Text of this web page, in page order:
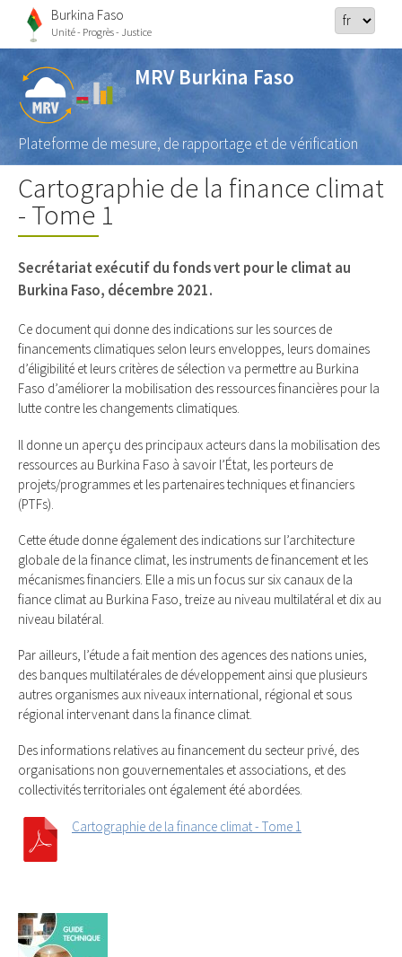
Burkina Faso
Unité - Progrès - Justice
MRV Burkina Faso
Plateforme de mesure, de rapportage et de vérification
Cartographie de la finance climat
- Tome 1
Secrétariat exécutif du fonds vert pour le climat au
Burkina Faso, décembre 2021.
Ce document qui donne des indications sur les sources de
financements climatiques selon leurs enveloppes, leurs domaines
d’éligibilité et leurs critères de sélection va permettre au Burkina
Faso d’améliorer la mobilisation des ressources financières pour la
lutte contre les changements climatiques.
Il donne un aperçu des principaux acteurs dans la mobilisation des
ressources au Burkina Faso à savoir l’État, les porteurs de
projets/programmes et les partenaires techniques et financiers
(PTFs).
Cette étude donne également des indications sur l’architecture
globale de la finance climat, les instruments de financement et les
mécanismes financiers. Elle a mis un focus sur six canaux de la
fiance climat au Burkina Faso, treize au niveau multilatéral et dix au
niveau bilatéral.
Par ailleurs, l’étude a fait mention des agences des nations unies,
des banques multilatérales de développement ainsi que plusieurs
autres organismes aux niveaux international, régional et sous
régional intervenant dans la finance climat.
Des informations relatives au financement du secteur privé, des
organisations non gouvernementales et associations, et des
collectivités territoriales ont également été abordées.
Cartographie de la finance climat - Tome 1